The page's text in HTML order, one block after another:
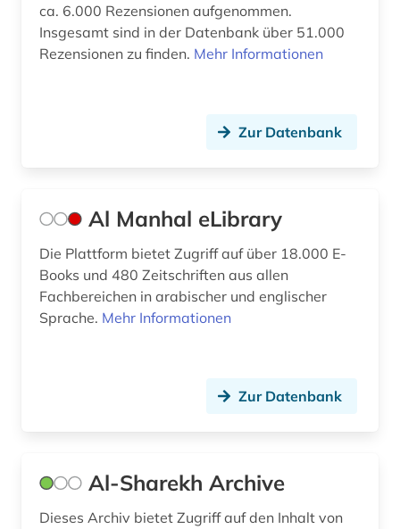
enzyklopädie (14)
erkenntnistheorie (1)
erotische literatur (1)
erotische lyrik (1)
esperanto (1)
estland (1)
ca. 6.000 Rezensionen aufgenommen.
Insgesamt sind in der Datenbank über 51.000
Rezensionen zu finden. Mehr Informationen
Zur Datenbank
Al Manhal eLibrary
Die Plattform bietet Zugriff auf über 18.000 E-
Books und 480 Zeitschriften aus allen
Fachbereichen in arabischer und englischer
Sprache. Mehr Informationen
Zur Datenbank
Al-Sharekh Archive
Dieses Archiv bietet Zugriff auf den Inhalt von